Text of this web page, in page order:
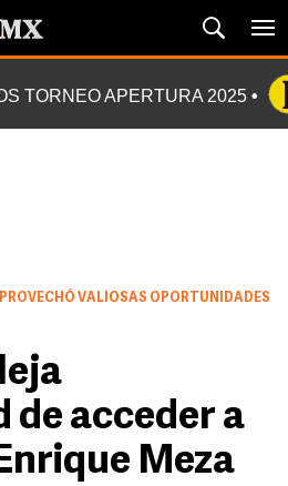
TORNEO APERTURA 2025
VALIOSAS OPORTUNIDADES
de acceder a
Meza